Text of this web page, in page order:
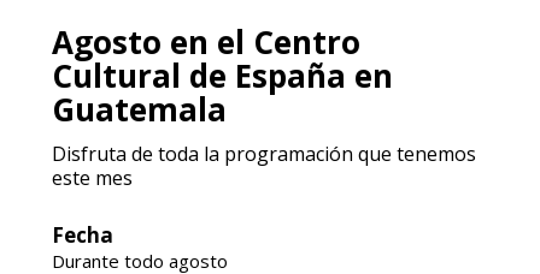
Agosto en el Centro
Cultural de España en
Guatemala
Disfruta de toda la programación que tenemos
este mes
Fecha
Durante todo agosto